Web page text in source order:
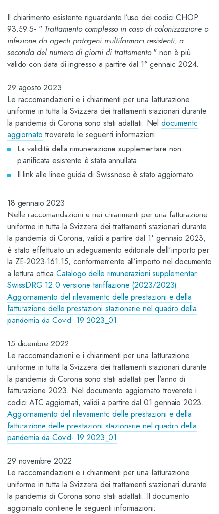
Il chiarimento esistente riguardante l’uso dei codici CHOP
93.59.5- " Trattamento complesso in caso di colonizzazione o
infezione da agenti patogeni multifarmaci resistenti, a
seconda del numero di giorni di trattamento" non è più
valido con data di ingresso a partire dal 1° gennaio 2024.
29 agosto 2023
Le raccomandazioni e i chiarimenti per una fatturazione
uniforme in tutta la Svizzera dei trattamenti stazionari durante
la pandemia di Corona sono stati adattati. Nel documento
aggiornato troverete le seguenti informazioni:
La validità della rimunerazione supplementare non
pianificata esistente è stata annullata.
Il link alle linee guida di Swissnoso è stato aggiornato.
18 gennaio 2023
Nelle raccomandazioni e nei chiarimenti per una fatturazione
uniforme in tutta la Svizzera dei trattamenti stazionari durante
la pandemia di Corona, validi a partire dal 1° gennaio 2023,
è stato effettuato un adeguamento editoriale dell'importo per
la ZE-2023-161.15, conformemente all’importo nel documento
a lettura ottica Catalogo delle rimunerazioni supplementari
SwissDRG 12.0 versione tariffazione (2023/2023).
Aggiornamento del rilevamento delle prestazioni e della
fatturazione delle prestazioni stazionarie nel quadro della
pandemia da Covid- 19 2023_01
15 dicembre 2022
Le raccomandazioni e i chiarimenti per una fatturazione
uniforme in tutta la Svizzera dei trattamenti stazionari durante
la pandemia di Corona sono stati adattati per l'anno di
fatturazione 2023. Nel documento aggiornato troverete i
codici ATC aggiornati, validi a partire dal 01 gennaio 2023.
Aggiornamento del rilevamento delle prestazioni e della
fatturazione delle prestazioni stazionarie nel quadro della
pandemia da Covid- 19 2023_01
29 novembre 2022
Le raccomandazioni e i chiarimenti per una fatturazione
uniforme in tutta la Svizzera dei trattamenti stazionari durante
la pandemia di Corona sono stati adattati. Il documento
aggiornato contiene le seguenti informazioni: